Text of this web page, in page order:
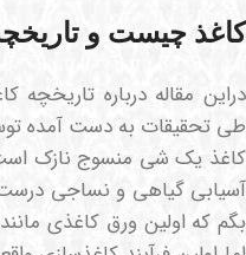
کاغذ چیست و
دراین مقاله درباره
طی تحقیقات به دست آمده
کاغذ یک شی منسوج نازک است
آسیابی گیاهی و نساجی درست
بگم که اولین ورق کاغذی